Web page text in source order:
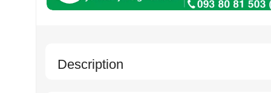
Description